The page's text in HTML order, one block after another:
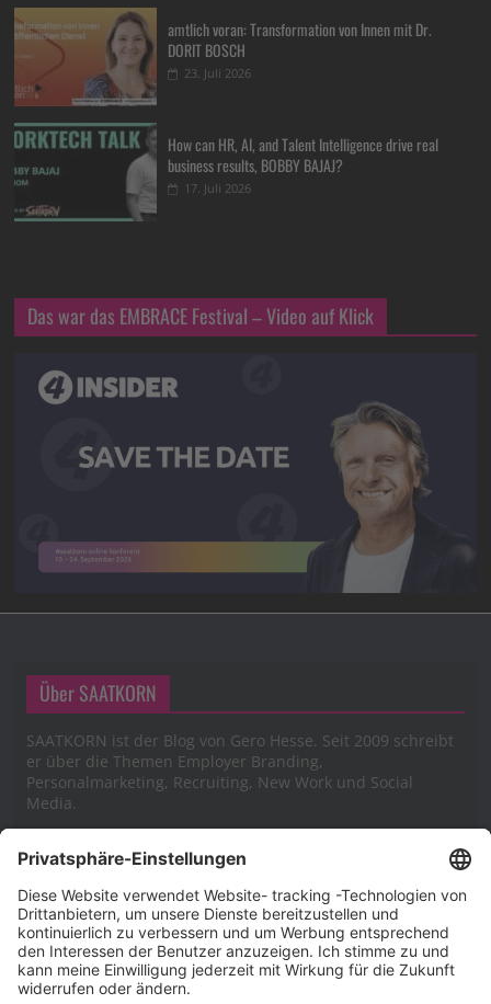
amtlich voran: Transformation von Innen mit Dr.
DORIT BOSCH
23. Juli 2026
How can HR, AI, and Talent Intelligence drive real
business results, BOBBY BAJAJ?
17. Juli 2026
Das war das EMBRACE Festival – Video auf Klick
Über SAATKORN
SAATKORN ist der Blog von Gero Hesse. Seit 2009 schreibt
er über die Themen Employer Branding,
Personalmarketing, Recruiting, New Work und Social
Media.
Impressum
Impressum